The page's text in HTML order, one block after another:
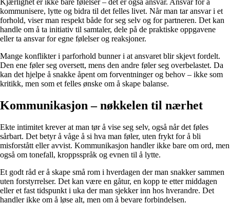
Kjærlighet er ikke bare følelser – det er også ansvar. Ansvar for å
kommunisere, lytte og bidra til det felles livet. Når man tar ansvar i et
forhold, viser man respekt både for seg selv og for partneren. Det kan
handle om å ta initiativ til samtaler, dele på de praktiske oppgavene
eller ta ansvar for egne følelser og reaksjoner.
Mange konflikter i parforhold bunner i at ansvaret blir skjevt fordelt.
Den ene føler seg oversett, mens den andre føler seg overbelastet. Da
kan det hjelpe å snakke åpent om forventninger og behov – ikke som
kritikk, men som et felles ønske om å skape balanse.
Kommunikasjon – nøkkelen til nærhet
Ekte intimitet krever at man tør å vise seg selv, også når det føles
sårbart. Det betyr å våge å si hva man føler, uten frykt for å bli
misforstått eller avvist. Kommunikasjon handler ikke bare om ord, men
også om tonefall, kroppsspråk og evnen til å lytte.
Et godt råd er å skape små rom i hverdagen der man snakker sammen
uten forstyrrelser. Det kan være en gåtur, en kopp te etter middagen
eller et fast tidspunkt i uka der man sjekker inn hos hverandre. Det
handler ikke om å løse alt, men om å bevare forbindelsen.